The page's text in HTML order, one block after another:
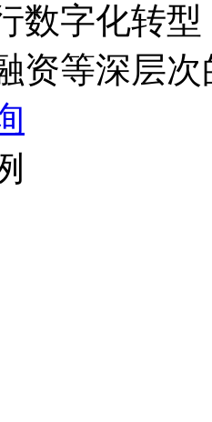
数字化转型
资等深层